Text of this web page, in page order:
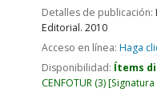
Detalles de publicación:
Editorial. 2010
Acceso en línea: Haga
Disponibilidad: Ítems
CENFOTUR(3)